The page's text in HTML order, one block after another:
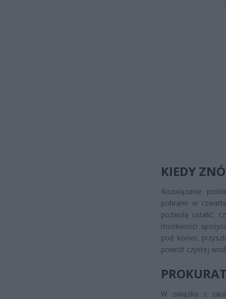
KIEDY
Rozwiązanie
pobrane w
pozwolą ustalić,
możliwości
pod koniec
powrót czystej
W związku z